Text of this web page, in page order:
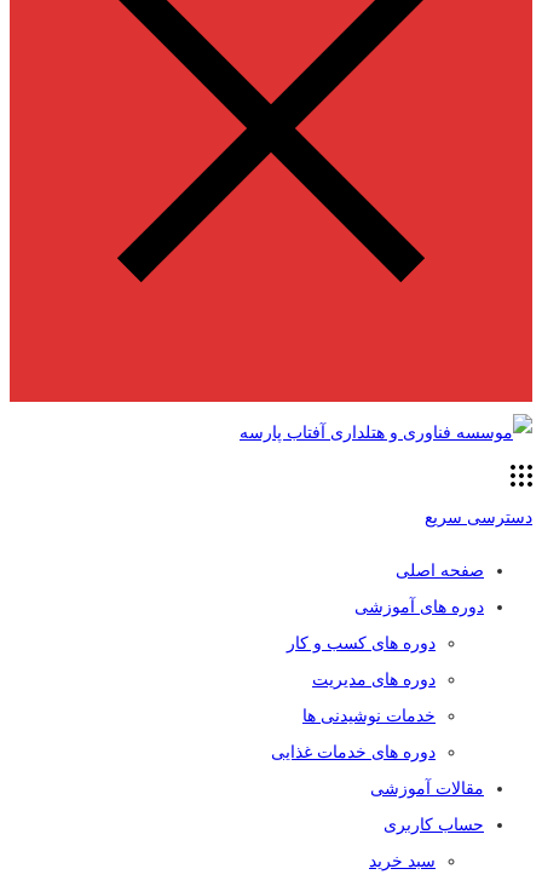
دسترسی سریع
صفحه اصلی
دوره های آموزشی
دوره های کسب و کار
دوره های مدیریت
خدمات نوشیدنی ها
دوره های خدمات غذایی
مقالات آموزشی
حساب کاربری
سبد خرید